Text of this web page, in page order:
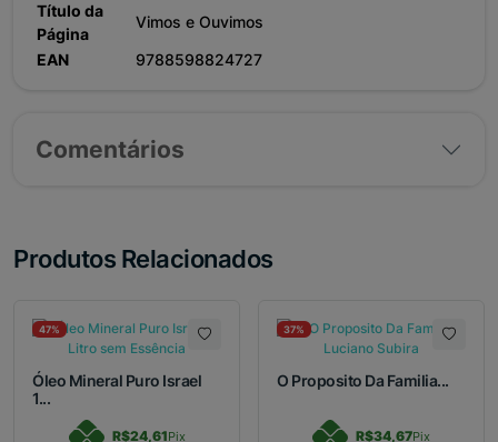
Título da
Página
Vimos e Ouvimos
EAN
9788598824727
Comentários
Produtos Relacionados
47%
Óleo Mineral Puro Israel
1...
R$24,61Pix
37%
O Proposito Da Familia...
R$34,67Pix